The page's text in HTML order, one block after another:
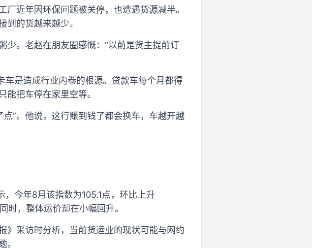
近年因环保问题被关停，也遭遇货源减半。
到的货越来越少。
少。老赵在朋友圈感慨：“以前是货主提前订
车是造成行业内卷的根源。贷款车每个月都得
把车停在家里空等。
”。他说，这行赚到钱了都会换车，车越开越
，今年8月该指数为105.1点，环比上升
时，整体运价却在小幅回升。
》采访时分析，当前货运业的现状可能与网约
。